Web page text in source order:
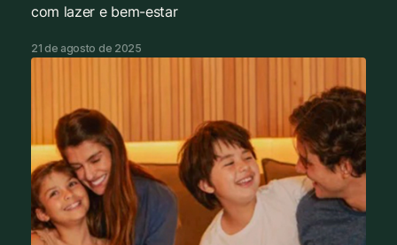
com lazer e bem-estar
21 de agosto de 2025